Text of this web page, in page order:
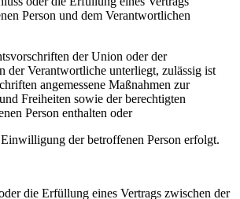
Person und dem Verantwortlichen
der Union oder der
der Verantwortliche unterliegt, zulässig ist
angemessene Maßnahmen zur
Freiheiten sowie der berechtigten
Person enthalten oder
der betroffenen Person erfolgt.
die Erfüllung eines Vertrags zwischen der